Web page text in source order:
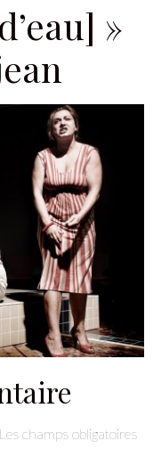
»
Les champs obligatoires